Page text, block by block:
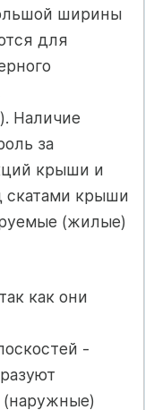
ширины
для
Наличие
за
крыши и
скатами крыши
(жилые)
как они
-
(наружные)